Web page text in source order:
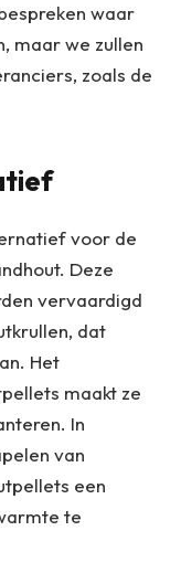
waar
maar we zullen
zoals de
voor de
Deze
vervaardigd
dat
Het
maakt ze
In
van
een
te